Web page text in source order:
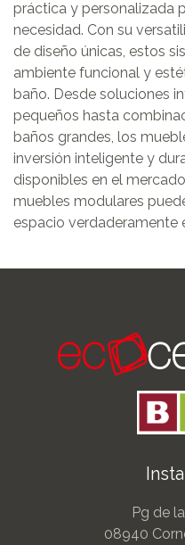
práctica y personalizada
necesidad. Con su
de diseño únicas, estos
ambiente funcional y
baño. Desde soluciones
pequeños hasta
baños grandes, los
inversión inteligente y
disponibles en el
muebles modulares
espacio verdaderamente
Pg de
08940